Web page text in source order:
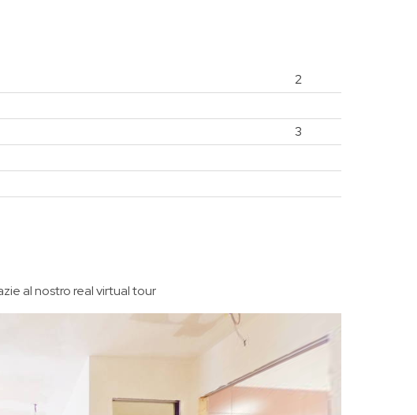
2
3
al nostro real virtual tour